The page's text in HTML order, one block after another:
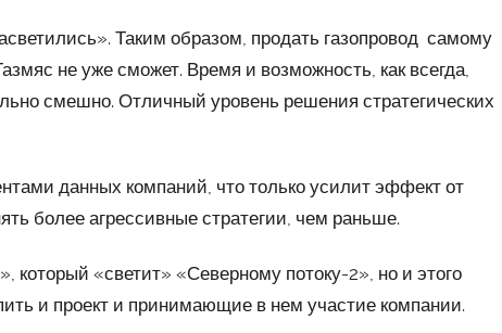
Таким образом, продать газопровод самому
не уже сможет. Время и возможность, как всегда,
смешно. Отличный уровень решения стратегических
данных компаний, что только усилит эффект от
более агрессивные стратегии, чем раньше.
который «светит» «Северному потоку-2», но и этого
и проект и принимающие в нем участие компании.